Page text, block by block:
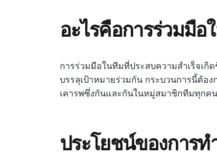
อะไรคือการร่วมมือ
การร่วมมือในทีมที่ประสบความสำเร็จเ
บรรลุเป้าหมายร่วมกัน กระบวนการนี้ต้อ
เคารพซึ่งกันและกันในหมู่สมาชิกทีมทุกค
ประโยชน์ของการ